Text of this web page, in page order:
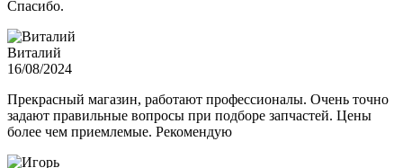
Спасибо.
Виталий
16/08/2024
Прекрасный магазин, работают профессионалы. Очень точно
задают правильные вопросы при подборе запчастей. Цены
более чем приемлемые. Рекомендую